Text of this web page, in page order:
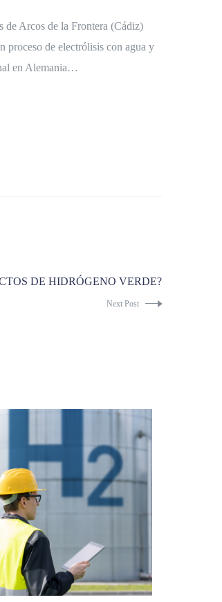
de Arcos de la Frontera (Cádiz)
proceso de electrólisis con agua y
en Alemania…
DE HIDRÓGENO VERDE?
Next Post